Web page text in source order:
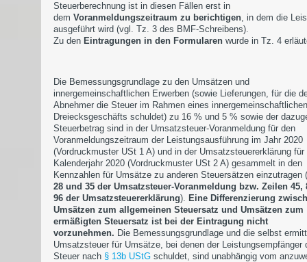
Steuerberechnung ist in diesen Fällen erst in
dem Voranmeldungszeitraum zu berichtigen, in dem die
ausgeführt wird (vgl. Tz. 3 des BMF-Schreibens).
Zu den Eintragungen in den Formularen wurde in Tz. 4
Die Bemessungsgrundlage zu den Umsätzen und
innergemeinschaftlichen Erwerben (sowie Lieferungen, für die
Abnehmer die Steuer im Rahmen eines innergemeinschaftlichen
Dreiecksgeschäfts schuldet) zu 16 % und 5 % sowie der
Steuerbetrag sind in der Umsatzsteuer-Voranmeldung für den
Voranmeldungszeitraum der Leistungsausführung im Jahr 2020
(Vordruckmuster USt 1 A) und in der Umsatzsteuererklärung für
Kalenderjahr 2020 (Vordruckmuster USt 2 A) gesammelt in den
Kennzahlen für Umsätze zu anderen Steuersätzen einzutragen (
28 und 35 der Umsatzsteuer-Voranmeldung bzw. Zeilen 45,
96 der Umsatzsteuererklärung). Eine Differenzierung
Umsätzen zum allgemeinen Steuersatz und Umsätzen zum
ermäßigten Steuersatz ist bei der Eintragung nicht
vorzunehmen. Die Bemessungsgrundlage und die selbst
Umsatzsteuer für Umsätze, bei denen der Leistungsempfänger
Steuer nach § 13b UStG schuldet, sind unabhängig vom